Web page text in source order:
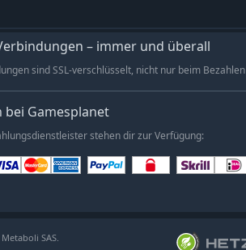
– immer und überall
sind SSL-verschlüsselt, nicht nur beim Bezahlen
bei Gamesplanet
stehen dir zur Verfügung:
SAS.